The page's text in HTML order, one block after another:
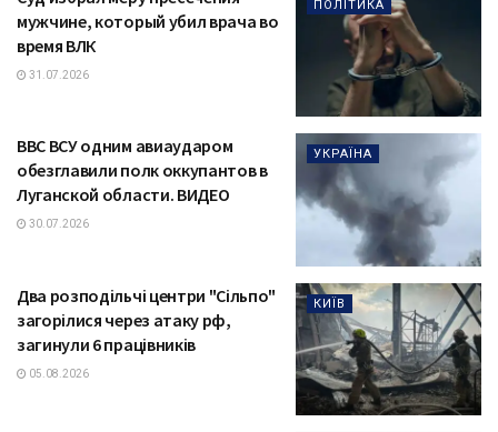
ПОЛІТИКА
мужчине, который убил врача во
время ВЛК
31.07.2026
УКРАЇНА
ВВС ВСУ одним авиаударом
обезглавили полк оккупантов в
Луганской области. ВИДЕО
30.07.2026
КИЇВ
Два розподільчі центри "Сільпо"
загорілися через атаку рф,
загинули 6 працівників
05.08.2026